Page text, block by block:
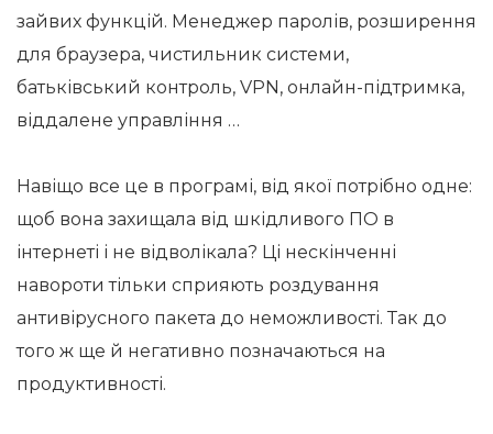
зайвих функцій. Менеджер паролів, розширення
для браузера, чистильник системи,
батьківський контроль, VPN, онлайн-підтримка,
віддалене управління …
Навіщо все це в програмі, від якої потрібно одне:
щоб вона захищала від шкідливого ПО в
інтернеті і не відволікала? Ці нескінченні
навороти тільки сприяють роздування
антивірусного пакета до неможливості. Так до
того ж ще й негативно позначаються на
продуктивності.